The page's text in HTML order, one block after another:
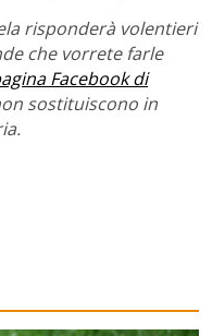
risponderà volentieri
che vorrete farle
Facebook di
sostituiscono in